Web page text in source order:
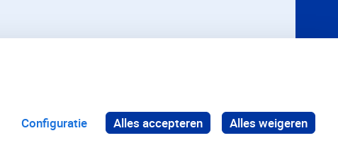
Configuratie Alles accepteren Alles weigeren